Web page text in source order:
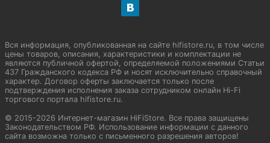
Вся информация, опубликованная на сайте hifistore.ru, в том числе
цены товаров, описания, характеристики и комплектации не
являются публичной офертой, определяемой положениями Статьи
437 Гражданского кодекса РФ и носят исключительно справочный
характер. Договор оферты заключается только после
подтверждения исполнения заказа сотрудником онлайн Hi-Fi
торгового портала hifistore.ru.
© 2015-2026 Интернет-магазин HiFiStore. Все права защищены
Законодательством РФ. Использование информации с данного
сайта возможна только с письменного разрешения авторов!